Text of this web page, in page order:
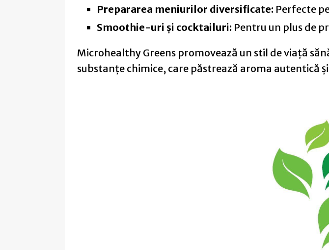
Prepararea meniurilor diversificate: Perfecte
Smoothie-uri și cocktailuri: Pentru un plus de
Microhealthy Greens promovează un stil de viață
substanțe chimice, care păstrează aroma autentică